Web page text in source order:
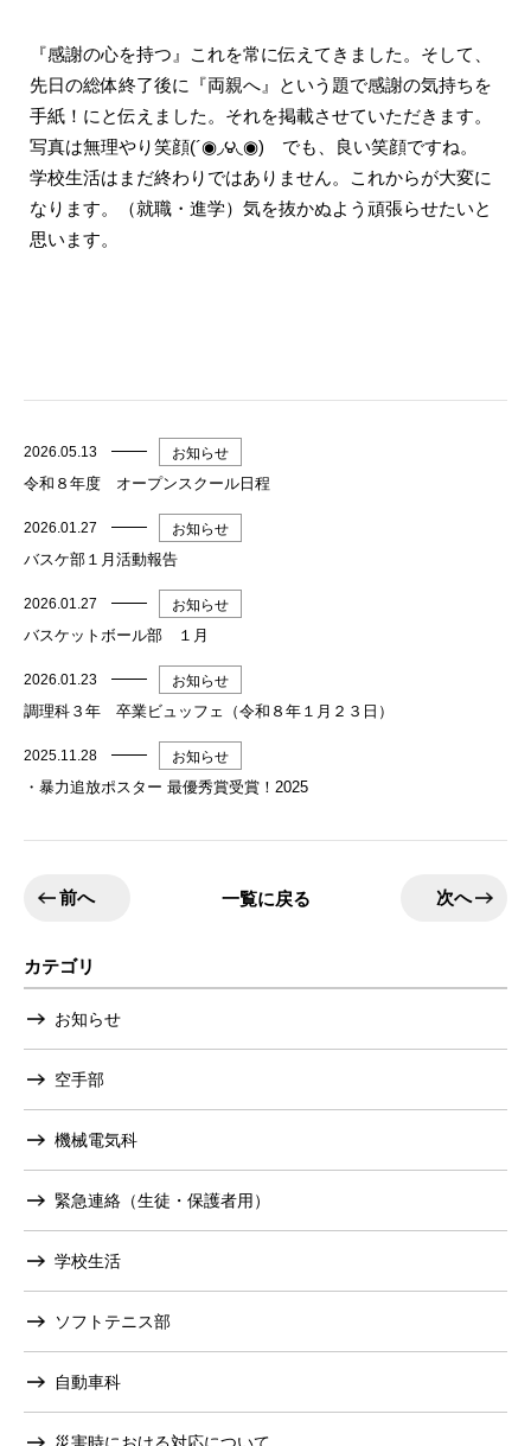
『感謝の心を持つ』これを常に伝えてきました。そして、
先日の総体終了後に『両親へ』という題で感謝の気持ちを
手紙！にと伝えました。それを掲載させていただきます。
写真は無理やり笑顔(´◉◞౪◟◉) でも、良い笑顔ですね。
学校生活はまだ終わりではありません。これからが大変に
なります。（就職・進学）気を抜かぬよう頑張らせたいと
思います。
2026.05.13 お知らせ
令和８年度 オープンスクール日程
2026.01.27 お知らせ
バスケ部１月活動報告
2026.01.27 お知らせ
バスケットボール部 １月
2026.01.23 お知らせ
調理科３年 卒業ビュッフェ（令和８年１月２３日）
2025.11.28 お知らせ
・暴力追放ポスター 最優秀賞受賞！2025
前へ 一覧に戻る 次へ
カテゴリ
お知らせ
空手部
機械電気科
緊急連絡（生徒・保護者用）
学校生活
ソフトテニス部
自動車科